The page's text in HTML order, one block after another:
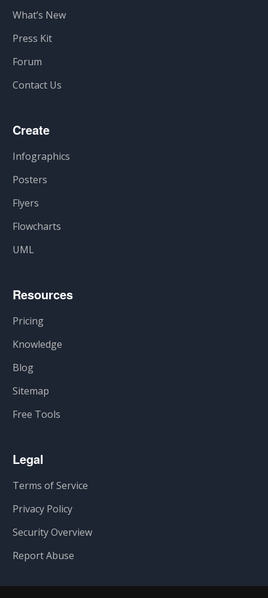
What’s New
Press Kit
Forum
Contact Us
Create
Infographics
Posters
Flyers
Flowcharts
UML
Resources
Pricing
Knowledge
Blog
Sitemap
Free Tools
Legal
Terms of Service
Privacy Policy
Security Overview
Report Abuse